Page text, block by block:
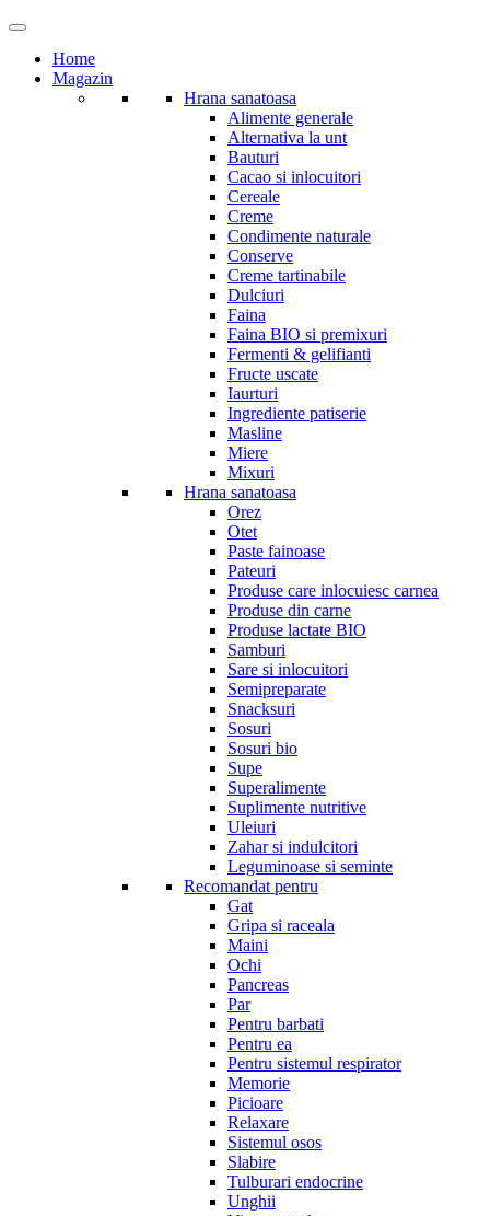
Home
Magazin
Hrana sanatoasa
Alimente generale
Alternativa la unt
Bauturi
Cacao si inlocuitori
Cereale
Creme
Condimente naturale
Conserve
Creme tartinabile
Dulciuri
Faina
Faina BIO si premixuri
Fermenti & gelifianti
Fructe uscate
Iaurturi
Ingrediente patiserie
Masline
Miere
Mixuri
Hrana sanatoasa
Orez
Otet
Paste fainoase
Pateuri
Produse care inlocuiesc carnea
Produse din carne
Produse lactate BIO
Samburi
Sare si inlocuitori
Semipreparate
Snacksuri
Sosuri
Sosuri bio
Supe
Superalimente
Suplimente nutritive
Uleiuri
Zahar si indulcitori
Leguminoase si seminte
Recomandat pentru
Gat
Gripa si raceala
Maini
Ochi
Pancreas
Par
Pentru barbati
Pentru ea
Pentru sistemul respirator
Memorie
Picioare
Relaxare
Sistemul osos
Slabire
Tulburari endocrine
Unghii